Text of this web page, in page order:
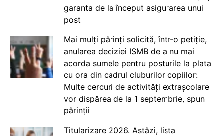
garanta de la început asigurarea unui
post
Mai mulți părinți solicită, într-o petiție,
anularea deciziei ISMB de a nu mai
acorda sumele pentru posturile la plata
cu ora din cadrul cluburilor copiilor:
Multe cercuri de activități extrașcolare
vor dispărea de la 1 septembrie, spun
părinții
Titularizare 2026. Astăzi, lista